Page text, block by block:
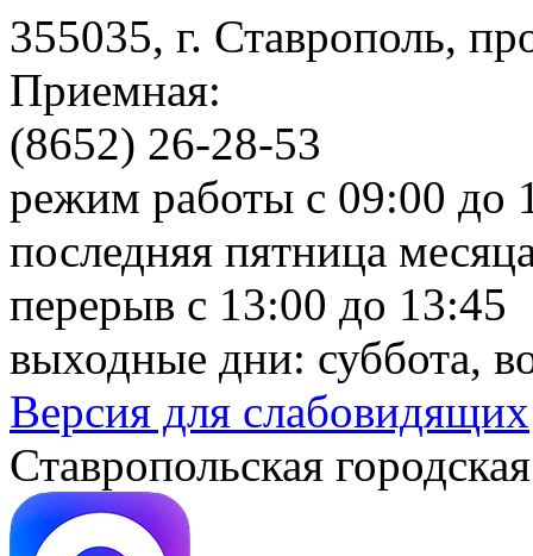
355035, г. Ставрополь,
Приемная:
(8652) 26-28-53
режим работы с 09:00 до
последняя пятница
перерыв с 13:00 до 13:45
выходные дни: суббота,
Версия для слабовидящих
Ставропольская